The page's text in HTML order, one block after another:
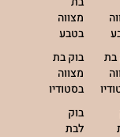
בת
מצווה
בטבע
בוק בת
מצווה
בסטודיו
בוק
לבת